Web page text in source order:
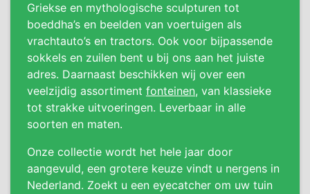
Griekse en mythologische sculpturen tot
boeddha’s en beelden van voertuigen als
vrachtauto’s en tractors. Ook voor bijpassende
sokkels en zuilen bent u bij ons aan het juiste
adres. Daarnaast beschikken wij over een
veelzijdig assortiment fonteinen, van klassieke
tot strakke uitvoeringen. Leverbaar in alle
soorten en maten.
Onze collectie wordt het hele jaar door
aangevuld, een grotere keuze vindt u nergens in
Nederland. Zoekt u een eyecatcher om uw tuin